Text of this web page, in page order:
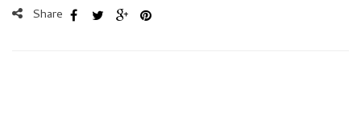
Share